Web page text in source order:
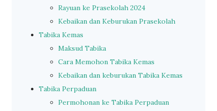
Rayuan ke Prasekolah 2024
Kebaikan dan Keburukan Prasekolah
Tabika Kemas
Maksud Tabika
Cara Memohon Tabika Kemas
Kebaikan dan keburukan Tabika Kemas
Tabika Perpaduan
Permohonan ke Tabika Perpaduan